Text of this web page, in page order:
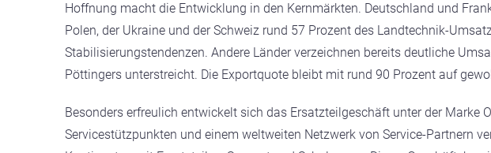
Hoffnung macht die Entwicklung in den Kernmärkten. Deutschland und
Polen, der Ukraine und der Schweiz rund 57 Prozent des Landtechnik-
Stabilisierungstendenzen. Andere Länder verzeichnen bereits deutliche
Pöttingers unterstreicht. Die Exportquote bleibt mit rund 90 Prozent auf
Besonders erfreulich entwickelt sich das Ersatzteilgeschäft unter der Marke
Servicestützpunkten und einem weltweiten Netzwerk von Service-Partnern